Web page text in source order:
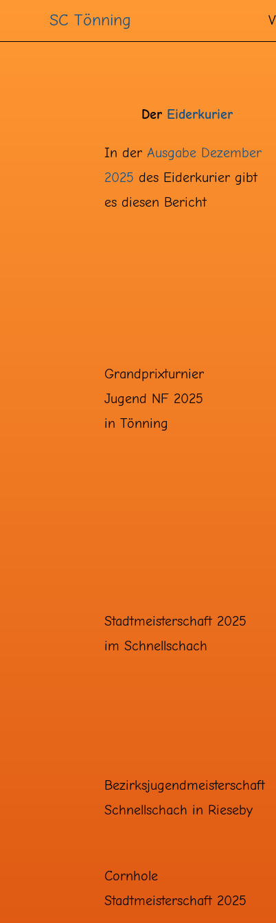
SC Tönning
Der Eiderkurier
In derAusgabe Dezember
2025 des Eiderkurier gibt
es diesen Bericht
Grandprixturnier
Jugend NF 2025
in Tönning
Stadtmeisterschaft 2025
im Schnellschach
Bezirksjugendmeisterschaft
Schnellschach in Rieseby
Cornhole
Stadtmeisterschaft 2025